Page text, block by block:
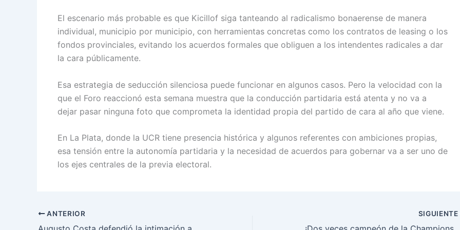
El escenario más probable es que Kicillof siga tanteando al radicalismo bonaerense de manera
individual, municipio por municipio, con herramientas concretas como los contratos de leasing o los
fondos provinciales, evitando los acuerdos formales que obliguen a los intendentes radicales a dar
la cara públicamente.
Esa estrategia de seducción silenciosa puede funcionar en algunos casos. Pero la velocidad con la
que el Foro reaccionó esta semana muestra que la conducción partidaria está atenta y no va a
dejar pasar ninguna foto que comprometa la identidad propia del partido de cara al año que viene.
En La Plata, donde la UCR tiene presencia histórica y algunos referentes con ambiciones propias,
esa tensión entre la autonomía partidaria y la necesidad de acuerdos para gobernar va a ser uno de
los ejes centrales de la previa electoral.
ANTERIOR SIGUIENTE